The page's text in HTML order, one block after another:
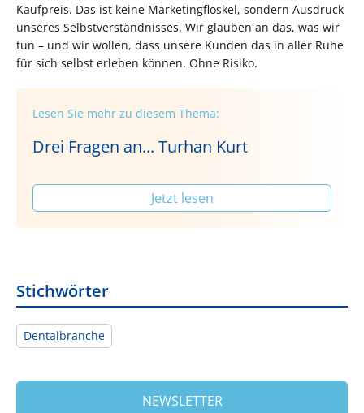
Kaufpreis. Das ist keine Marketingfloskel, sondern Ausdruck
unseres Selbstverständnisses. Wir glauben an das, was wir
tun – und wir wollen, dass unsere Kunden das in aller Ruhe
für sich selbst erleben können. Ohne Risiko.
Lesen Sie mehr zu diesem Thema:
Drei Fragen an... Turhan Kurt
Jetzt lesen
Stichwörter
Dentalbranche
NEWSLETTER